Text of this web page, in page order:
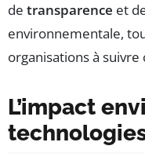
de transparence et
environnementale,
organisations à
L’impact
technologies